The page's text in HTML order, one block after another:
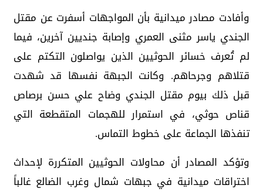
وأفادت مصادر ميدانية بأن المواجهات أسفرت عن مقتل
الجندي ياسر مثنى العمري وإصابة جنديين آخرين، فيما
لم تُعرف خسائر الحوثيين الذين يواصلون التكتم على
قتلاهم وجرحاهم. وكانت الجبهة نفسها قد شهدت
قبل ذلك بيوم مقتل الجندي وضاح علي حسن برصاص
قناص حوثي، في استمرار للهجمات المتقطعة التي
تنفذها الجماعة على خطوط التماس.
وتؤكد المصادر أن محاولات الحوثيين المتكررة لإحداث
اختراقات ميدانية في جبهات شمال وغرب الضالع غالباً